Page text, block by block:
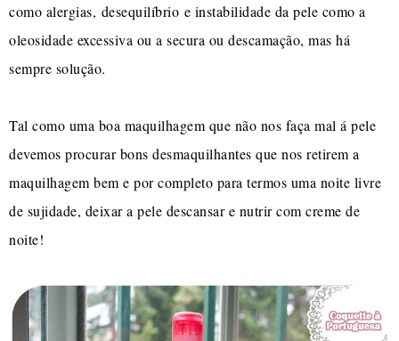
como alergias, desequilíbrio e instabilidade da pele como a
oleosidade excessiva ou a secura ou descamação, mas há
sempre solução.
Tal como uma boa maquilhagem que não nos faça mal á pele
devemos procurar bons desmaquilhantes que nos retirem a
maquilhagem bem e por completo para termos uma noite livre
de sujidade, deixar a pele descansar e nutrir com creme de
noite!